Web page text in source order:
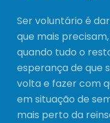
Ser voluntário é
que mais
quando tudo o
esperança de que
volta e fazer com
em situação de
mais perto da